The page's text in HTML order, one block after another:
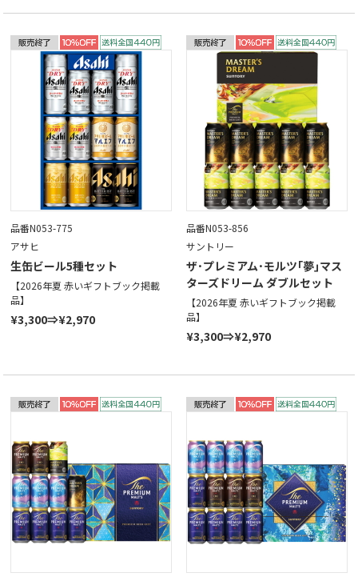
品番N053-775
アサヒ
生缶ビール5種セット
【2026年夏 赤いギフトブック掲載
品】
¥3,300⇒¥2,970
品番N053-856
サントリー
ザ･プレミアム･モルツ｢夢｣マス
ターズドリーム ダブルセット
【2026年夏 赤いギフトブック掲載
品】
¥3,300⇒¥2,970